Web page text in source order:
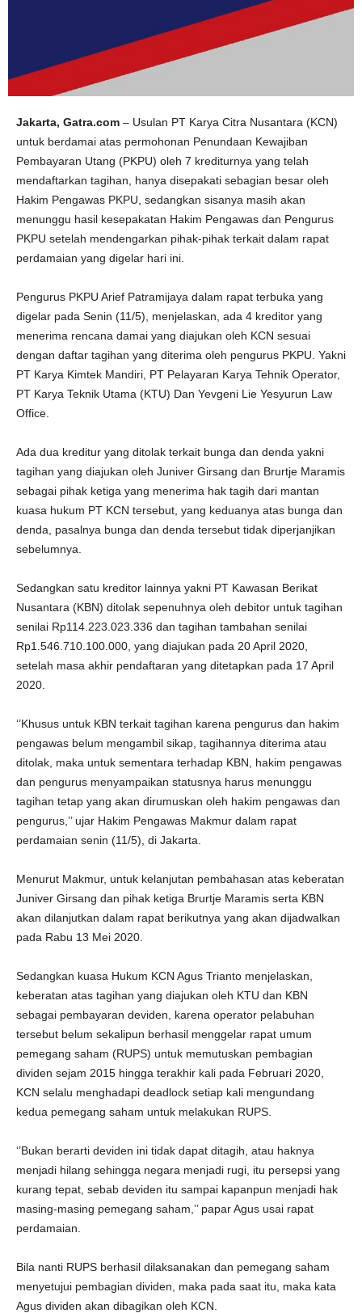
Jakarta, Gatra.com – Usulan PT Karya Citra Nusantara (KCN)
untuk berdamai atas permohonan Penundaan Kewajiban
Pembayaran Utang (PKPU) oleh 7 krediturnya yang telah
mendaftarkan tagihan, hanya disepakati sebagian besar oleh
Hakim Pengawas PKPU, sedangkan sisanya masih akan
menunggu hasil kesepakatan Hakim Pengawas dan Pengurus
PKPU setelah mendengarkan pihak-pihak terkait dalam rapat
perdamaian yang digelar hari ini.
Pengurus PKPU Arief Patramijaya dalam rapat terbuka yang
digelar pada Senin (11/5), menjelaskan, ada 4 kreditor yang
menerima rencana damai yang diajukan oleh KCN sesuai
dengan daftar tagihan yang diterima oleh pengurus PKPU. Yakni
PT Karya Kimtek Mandiri, PT Pelayaran Karya Tehnik Operator,
PT Karya Teknik Utama (KTU) Dan Yevgeni Lie Yesyurun Law
Office.
Ada dua kreditur yang ditolak terkait bunga dan denda yakni
tagihan yang diajukan oleh Juniver Girsang dan Brurtje Maramis
sebagai pihak ketiga yang menerima hak tagih dari mantan
kuasa hukum PT KCN tersebut, yang keduanya atas bunga dan
denda, pasalnya bunga dan denda tersebut tidak diperjanjikan
sebelumnya.
Sedangkan satu kreditor lainnya yakni PT Kawasan Berikat
Nusantara (KBN) ditolak sepenuhnya oleh debitor untuk tagihan
senilai Rp114.223.023.336 dan tagihan tambahan senilai
Rp1.546.710.100.000, yang diajukan pada 20 April 2020,
setelah masa akhir pendaftaran yang ditetapkan pada 17 April
2020.
‘’Khusus untuk KBN terkait tagihan karena pengurus dan hakim
pengawas belum mengambil sikap, tagihannya diterima atau
ditolak, maka untuk sementara terhadap KBN, hakim pengawas
dan pengurus menyampaikan statusnya harus menunggu
tagihan tetap yang akan dirumuskan oleh hakim pengawas dan
pengurus,’’ ujar Hakim Pengawas Makmur dalam rapat
perdamaian senin (11/5), di Jakarta.
Menurut Makmur, untuk kelanjutan pembahasan atas keberatan
Juniver Girsang dan pihak ketiga Brurtje Maramis serta KBN
akan dilanjutkan dalam rapat berikutnya yang akan dijadwalkan
pada Rabu 13 Mei 2020.
Sedangkan kuasa Hukum KCN Agus Trianto menjelaskan,
keberatan atas tagihan yang diajukan oleh KTU dan KBN
sebagai pembayaran deviden, karena operator pelabuhan
tersebut belum sekalipun berhasil menggelar rapat umum
pemegang saham (RUPS) untuk memutuskan pembagian
dividen sejam 2015 hingga terakhir kali pada Februari 2020,
KCN selalu menghadapi deadlock setiap kali mengundang
kedua pemegang saham untuk melakukan RUPS.
‘’Bukan berarti deviden ini tidak dapat ditagih, atau haknya
menjadi hilang sehingga negara menjadi rugi, itu persepsi yang
kurang tepat, sebab deviden itu sampai kapanpun menjadi hak
masing-masing pemegang saham,’’ papar Agus usai rapat
perdamaian.
Bila nanti RUPS berhasil dilaksanakan dan pemegang saham
menyetujui pembagian dividen, maka pada saat itu, maka kata
Agus dividen akan dibagikan oleh KCN.